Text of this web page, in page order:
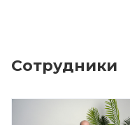
Сотрудники